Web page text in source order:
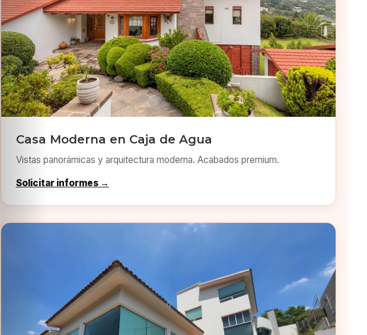
Inicio
Casting
Bershka
Casting
Casa Moderna en Caja de Agua
Vistas panorámicas y arquitectura moderna. Acabados premium.
Solicitar informes →